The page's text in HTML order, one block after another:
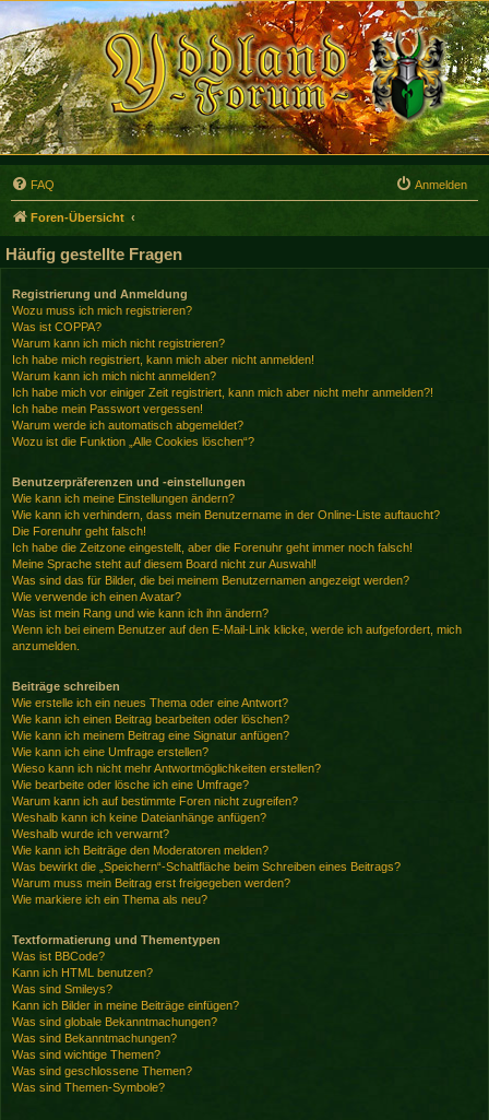
FAQ Anmelden
Foren-Übersicht
Häufig gestellte Fragen
Registrierung und Anmeldung
Wozu muss ich mich registrieren?
Was ist COPPA?
Warum kann ich mich nicht registrieren?
Ich habe mich registriert, kann mich aber nicht anmelden!
Warum kann ich mich nicht anmelden?
Ich habe mich vor einiger Zeit registriert, kann mich aber nicht mehr anmelden?!
Ich habe mein Passwort vergessen!
Warum werde ich automatisch abgemeldet?
Wozu ist die Funktion „Alle Cookies löschen“?
Benutzerpräferenzen und -einstellungen
Wie kann ich meine Einstellungen ändern?
Wie kann ich verhindern, dass mein Benutzername in der Online-Liste auftaucht?
Die Forenuhr geht falsch!
Ich habe die Zeitzone eingestellt, aber die Forenuhr geht immer noch falsch!
Meine Sprache steht auf diesem Board nicht zur Auswahl!
Was sind das für Bilder, die bei meinem Benutzernamen angezeigt werden?
Wie verwende ich einen Avatar?
Was ist mein Rang und wie kann ich ihn ändern?
Wenn ich bei einem Benutzer auf den E-Mail-Link klicke, werde ich aufgefordert, mich
anzumelden.
Beiträge schreiben
Wie erstelle ich ein neues Thema oder eine Antwort?
Wie kann ich einen Beitrag bearbeiten oder löschen?
Wie kann ich meinem Beitrag eine Signatur anfügen?
Wie kann ich eine Umfrage erstellen?
Wieso kann ich nicht mehr Antwortmöglichkeiten erstellen?
Wie bearbeite oder lösche ich eine Umfrage?
Warum kann ich auf bestimmte Foren nicht zugreifen?
Weshalb kann ich keine Dateianhänge anfügen?
Weshalb wurde ich verwarnt?
Wie kann ich Beiträge den Moderatoren melden?
Was bewirkt die „Speichern“-Schaltfläche beim Schreiben eines Beitrags?
Warum muss mein Beitrag erst freigegeben werden?
Wie markiere ich ein Thema als neu?
Textformatierung und Thementypen
Was ist BBCode?
Kann ich HTML benutzen?
Was sind Smileys?
Kann ich Bilder in meine Beiträge einfügen?
Was sind globale Bekanntmachungen?
Was sind Bekanntmachungen?
Was sind wichtige Themen?
Was sind geschlossene Themen?
Was sind Themen-Symbole?